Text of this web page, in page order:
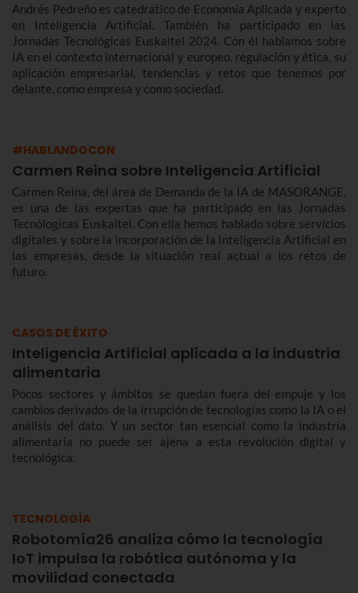
Andrés Pedreño es catedrático de Economía Aplicada y experto
en Inteligencia Artificial. También ha participado en las
Jornadas Tecnológicas Euskaltel 2024. Con él hablamos sobre
IA en el contexto internacional y europeo, regulación y ética, su
aplicación empresarial, tendencias y retos que tenemos por
delante, como empresa y como sociedad.
#HABLANDOCON
Carmen Reina sobre Inteligencia Artificial
Carmen Reina, del área de Demanda de la IA de MASORANGE,
es una de las expertas que ha participado en las Jornadas
Tecnólogicas Euskaltel. Con ella hemos hablado sobre servicios
digitales y sobre la incorporación de la Inteligencia Artificial en
las empresas, desde la situación real actual a los retos de
futuro.
CASOS DE ÉXITO
Inteligencia Artificial aplicada a la industria
alimentaria
Pocos sectores y ámbitos se quedan fuera del empuje y los
cambios derivados de la irrupción de tecnologías como la IA o el
análisis del dato. Y un sector tan esencial como la industria
alimentaria no puede ser ajena a esta revolución digital y
tecnológica.
TECNOLOGÍA
Robotomía26 analiza cómo la tecnología
IoT impulsa la robótica autónoma y la
movilidad conectada